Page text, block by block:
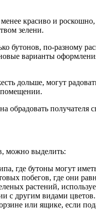
красиво и
зелени.
бутонов, по-разному
новые варианты
дольше, могут
помещении.
обрадовать
можно выделить:
где бутоны могут
побегов, где они
растений,
с другим видами цветов.
или ящике, если